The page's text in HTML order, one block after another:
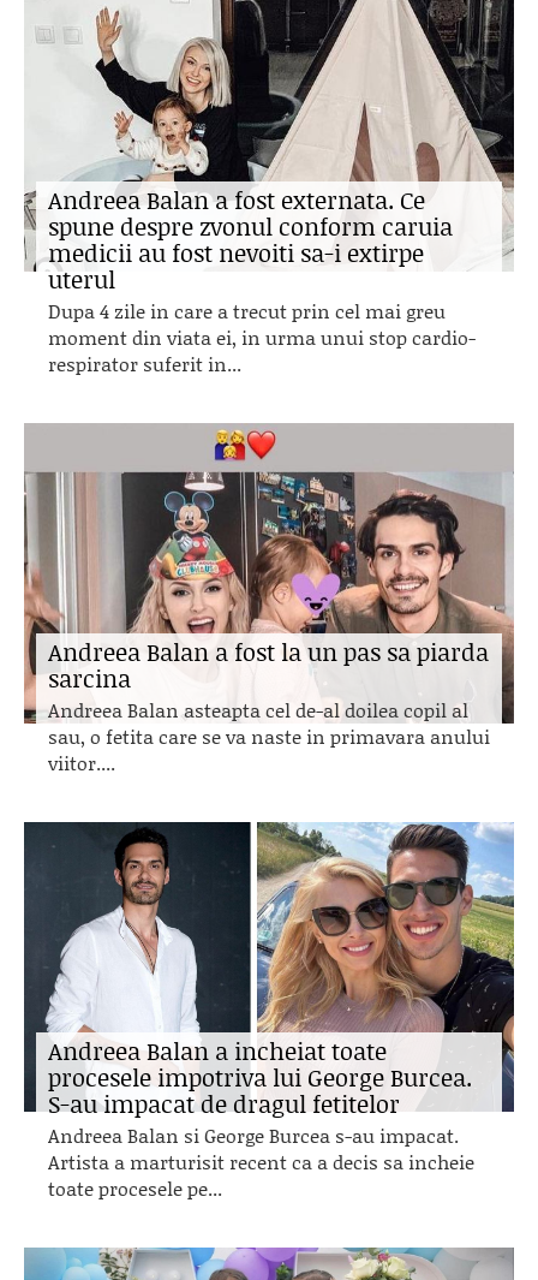
Andreea Balan a fost externata. Ce
spune despre zvonul conform caruia
medicii au fost nevoiti sa-i extirpe
uterul
Dupa 4 zile in care a trecut prin cel mai greu
moment din viata ei, in urma unui stop cardio-
respirator suferit in...
Andreea Balan a fost la un pas sa piarda
sarcina
Andreea Balan asteapta cel de-al doilea copil al
sau, o fetita care se va naste in primavara anului
viitor....
Andreea Balan a incheiat toate
procesele impotriva lui George Burcea.
S-au impacat de dragul fetitelor
Andreea Balan si George Burcea s-au impacat.
Artista a marturisit recent ca a decis sa incheie
toate procesele pe...